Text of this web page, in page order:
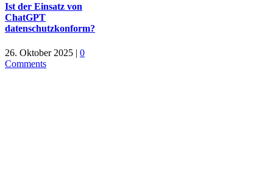
Ist der Einsatz von
ChatGPT
datenschutzkonform?
26. Oktober 2025 | 0
Comments